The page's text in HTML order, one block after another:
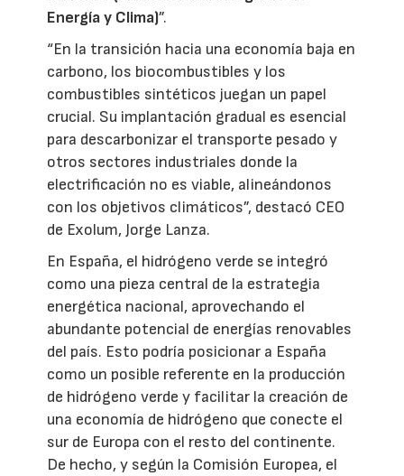
Energía y Clima)”.
“En la transición hacia una economía baja en
carbono, los biocombustibles y los
combustibles sintéticos juegan un papel
crucial. Su implantación gradual es esencial
para descarbonizar el transporte pesado y
otros sectores industriales donde la
electrificación no es viable, alineándonos
con los objetivos climáticos”, destacó CEO
de Exolum, Jorge Lanza.
En España, el hidrógeno verde se integró
como una pieza central de la estrategia
energética nacional, aprovechando el
abundante potencial de energías renovables
del país. Esto podría posicionar a España
como un posible referente en la producción
de hidrógeno verde y facilitar la creación de
una economía de hidrógeno que conecte el
sur de Europa con el resto del continente.
De hecho, y según la Comisión Europea, el